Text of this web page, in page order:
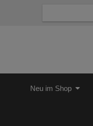
Neu im Shop